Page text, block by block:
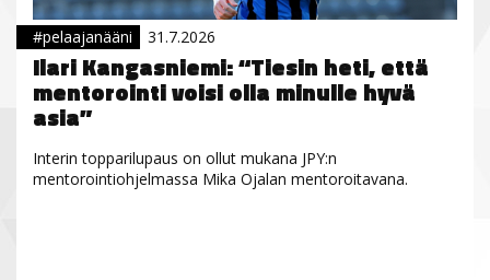
#pelaajanääni 31.7.2026
Ilari Kangasniemi: “Tiesin heti, että
mentorointi voisi olla minulle hyvä
asia”
Interin topparilupaus on ollut mukana JPY:n
mentorointiohjelmassa Mika Ojalan mentoroitavana.